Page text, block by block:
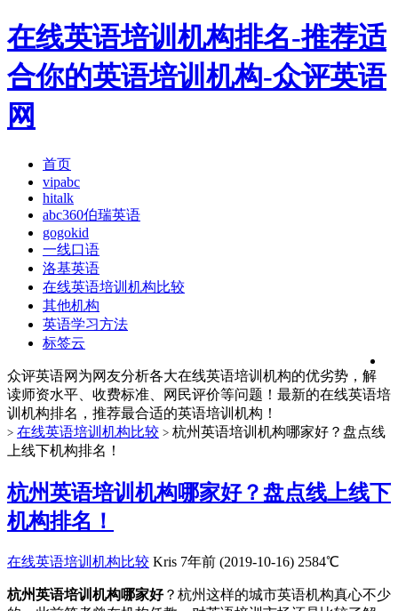
在线英语培训机构排名-推荐适
合你的英语培训机构-众评英语
网
首页
vipabc
hitalk
abc360伯瑞英语
gogokid
一线口语
洛基英语
在线英语培训机构比较
其他机构
英语学习方法
标签云
众评英语网为网友分析各大在线英语培训机构的优劣势，解
读师资水平、收费标准、网民评价等问题！最新的在线英语培
训机构排名，推荐最合适的英语培训机构！
> 在线英语培训机构比较 > 杭州英语培训机构哪家好？盘点线
上线下机构排名！
杭州英语培训机构哪家好？盘点线上线下
机构排名！
在线英语培训机构比较 Kris 7年前 (2019-10-16) 2584℃
杭州英语培训机构哪家好？杭州这样的城市英语机构真心不少